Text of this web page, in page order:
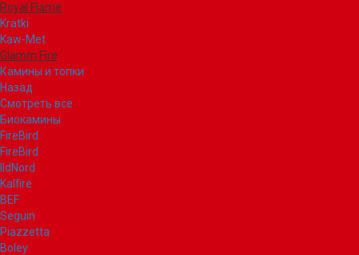
Royal Flame
Kratki
Kaw-Met
Glamm Fire
Камины и топки
Назад
Смотреть все
Биокамины
FireBird
FireBird
IldNord
Kalfire
BEF
Seguin
Piazzetta
Boley